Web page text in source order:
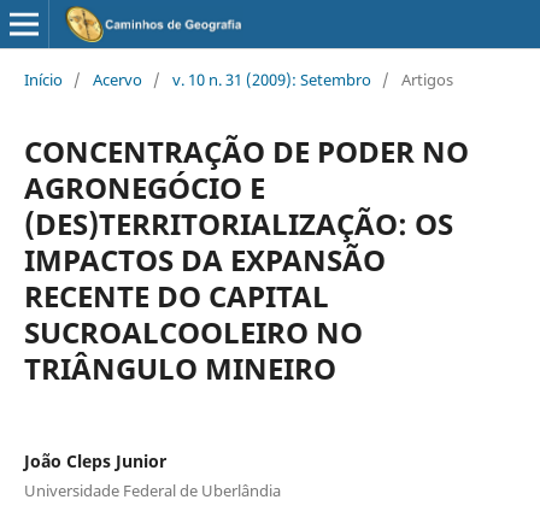
Início / Acervo / v. 10 n. 31 (2009): Setembro / Artigos
CONCENTRAÇÃO DE PODER NO
AGRONEGÓCIO E
(DES)TERRITORIALIZAÇÃO: OS
IMPACTOS DA EXPANSÃO
RECENTE DO CAPITAL
SUCROALCOOLEIRO NO
TRIÂNGULO MINEIRO
João Cleps Junior
Universidade Federal de Uberlândia